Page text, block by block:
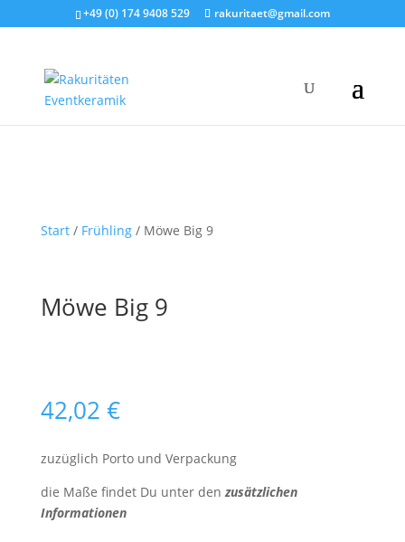
+49 (0) 174 9408 529 rakuritaet@gmail.com
Start/ Frühling/ Möwe Big 9
Möwe Big 9
42,02 €
zuzüglich Porto und Verpackung
die Maße findet Du unter denzusätzlichen
Informationen